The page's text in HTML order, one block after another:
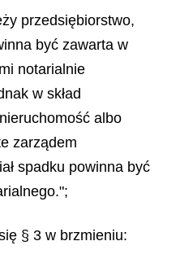
przedsiębiorstwo,
być zawarta w
notarialnie
w skład
albo
zarządem
spadku powinna być
§ 3 w brzmieniu: